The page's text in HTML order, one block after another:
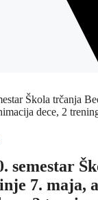
semestar
7. maja,